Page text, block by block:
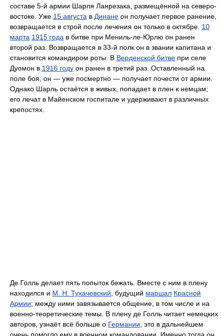
составе 5-й армии Шарля Ланрезака, размещённой на северо-
востоке. Уже 15 августа в Динане он получает первое ранение,
возвращается в строй после лечения он только в октябре. 10
марта 1915 года в битве при Мениль-ле-Юрлю он ранен
второй раз. Возвращается в 33-й полк он в звании капитана и
становится командиром роты. В Верденской битве при селе
Дуомон в 1916 году он ранен в третий раз. Оставленный на
поле боя, он — уже посмертно — получает почести от армии.
Однако Шарль остаётся в живых, попадает в плен к немцам;
его лечат в Майенском госпитале и удерживают в различных
крепостях.
Де Голль делает пять попыток бежать. Вместе с ним в плену
находился и М. Н. Тухачевский , будущий маршал Красной
Армии; между ними завязывается общение, в том числе и на
военно-теоретические темы. В плену де Голль читает немецких
авторов, узнаёт всё больше о Германии , это в дальнейшем
очень помогло ему в военном командовании. Именно тогда он